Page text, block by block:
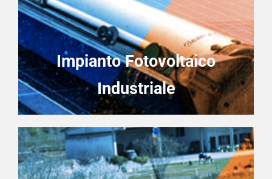
Impianto Fotovoltaico
Industriale